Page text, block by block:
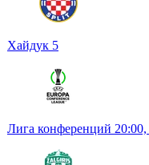
Хайдук 5
Лига конференций 20:00,